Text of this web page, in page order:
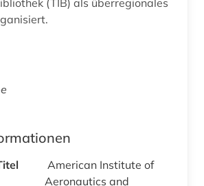
American Institute of
Aeronautics and